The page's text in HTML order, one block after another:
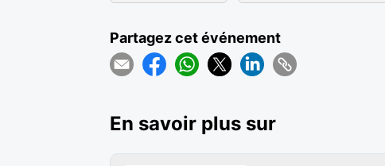
Partagez cet événement
En savoir plus sur